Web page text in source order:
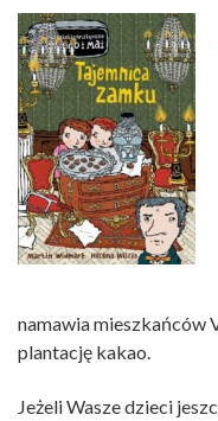
namawia mieszkańców
plantację kakao.
Jeżeli Wasze dzieci